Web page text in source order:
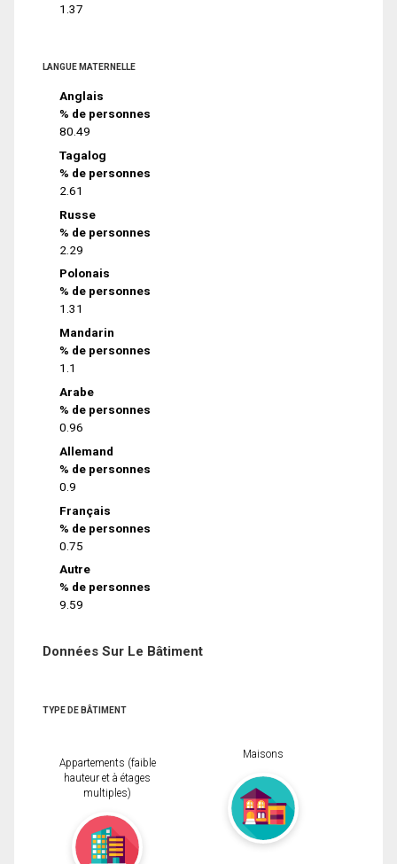
1.37
LANGUE MATERNELLE
Anglais
% de personnes
80.49
Tagalog
% de personnes
2.61
Russe
% de personnes
2.29
Polonais
% de personnes
1.31
Mandarin
% de personnes
1.1
Arabe
% de personnes
0.96
Allemand
% de personnes
0.9
Français
% de personnes
0.75
Autre
% de personnes
9.59
Données Sur Le Bâtiment
TYPE DE BÂTIMENT
Appartements (faible
hauteur et à étages
multiples)
Maisons